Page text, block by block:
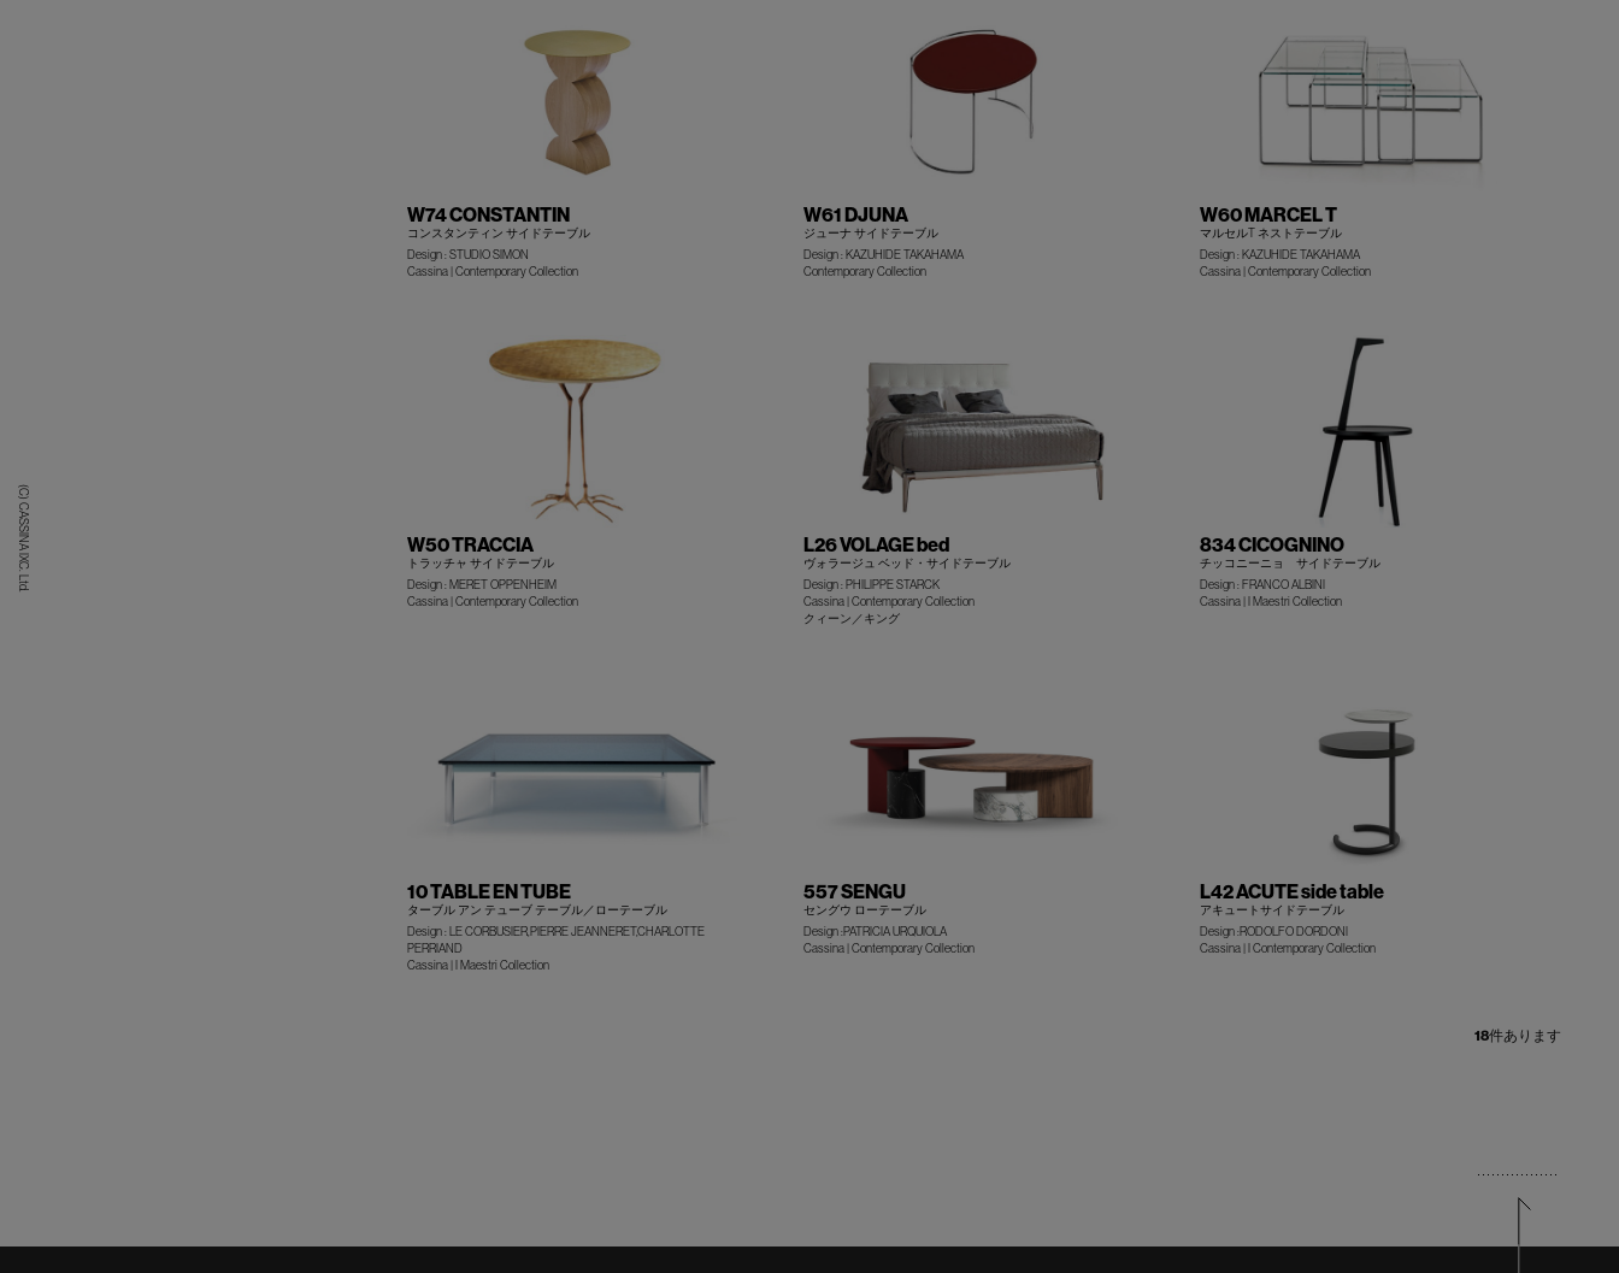
(C) CASSINA IXC. Ltd.
W74 CONSTANTIN
コンスタンティン サイドテーブル
Design : STUDIO SIMON
Cassina | Contemporary Collection
W61 DJUNA
ジューナ サイドテーブル
Design : KAZUHIDE TAKAHAMA
Contemporary Collection
W60 MARCEL T
マルセルT ネストテーブル
Design : KAZUHIDE TAKAHAMA
Cassina | Contemporary Collection
W50 TRACCIA
トラッチャ サイドテーブル
Design : MERET OPPENHEIM
Cassina | Contemporary Collection
L26 VOLAGE bed
ヴォラージュ ベッド・サイドテーブル
Design : PHILIPPE STARCK
Cassina | Contemporary Collection
クィーン／キング
834 CICOGNINO
チッコニーニョ サイドテーブル
Design : FRANCO ALBINI
Cassina | I Maestri Collection
10 TABLE EN TUBE
ターブル アン テューブ テーブル／ローテーブル
Design : LE CORBUSIER,PIERRE JEANNERET,CHARLOTTE
PERRIAND
Cassina | I Maestri Collection
557 SENGU
セングウ ローテーブル
Design :PATRICIA URQUIOLA
Cassina | Contemporary Collection
L42 ACUTE side table
アキュートサイドテーブル
Design :RODOLFO DORDONI
Cassina | I Contemporary Collection
18件あります